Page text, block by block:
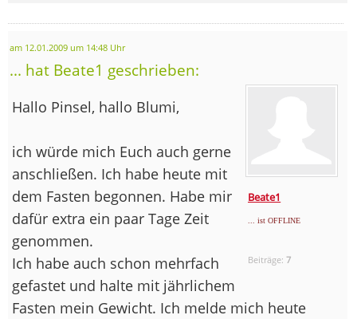
am 12.01.2009 um 14:48 Uhr
... hat Beate1 geschrieben:
Beate1
... ist OFFLINE
Beiträge:7
Hallo Pinsel, hallo Blumi,
ich würde mich Euch auch gerne
anschließen. Ich habe heute mit
dem Fasten begonnen. Habe mir
dafür extra ein paar Tage Zeit
genommen.
Ich habe auch schon mehrfach
gefastet und halte mit jährlichem
Fasten mein Gewicht. Ich melde mich heute